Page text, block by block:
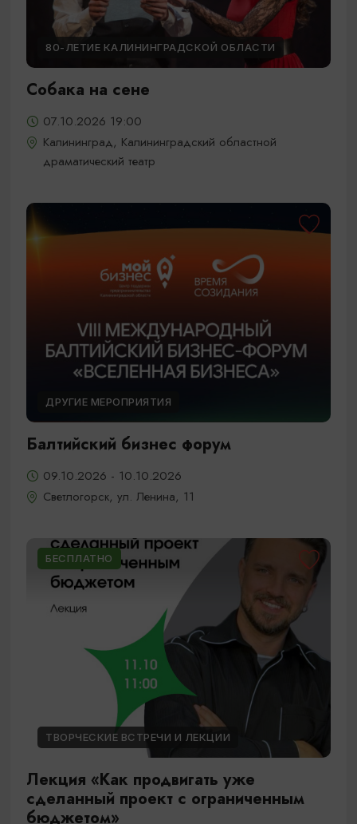
80-ЛЕТИЕ КАЛИНИНГРАДСКОЙ ОБЛАСТИ
Собака на сене
07.10.2026 19:00
Калининград, Калининградский областной
драматический театр
ДРУГИЕ МЕРОПРИЯТИЯ
Балтийский бизнес форум
09.10.2026 - 10.10.2026
Светлогорск, ул. Ленина, 11
БЕСПЛАТНО
ТВОРЧЕСКИЕ ВСТРЕЧИ И ЛЕКЦИИ
Лекция «Как продвигать уже
сделанный проект с ограниченным
бюджетом»